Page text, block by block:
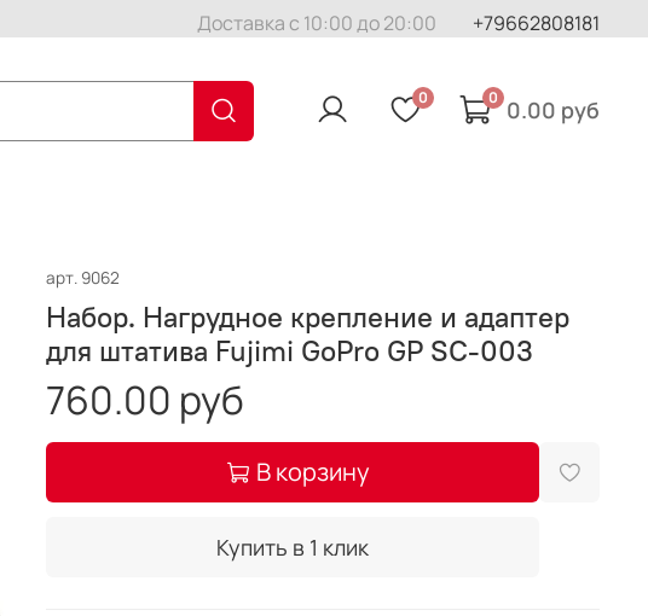
Доставка с 10:00 до 20:00 +79662808181
0 0 0.00 руб
арт. 9062
Набор. Нагрудное крепление и адаптер
для штатива Fujimi GoPro GP SC-003
760.00 руб
В корзину
Купить в 1 клик